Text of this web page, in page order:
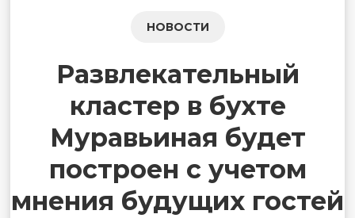
НОВОСТИ
Развлекательный
кластер в бухте
Муравьиная будет
построен с учетом
мнения будущих гостей